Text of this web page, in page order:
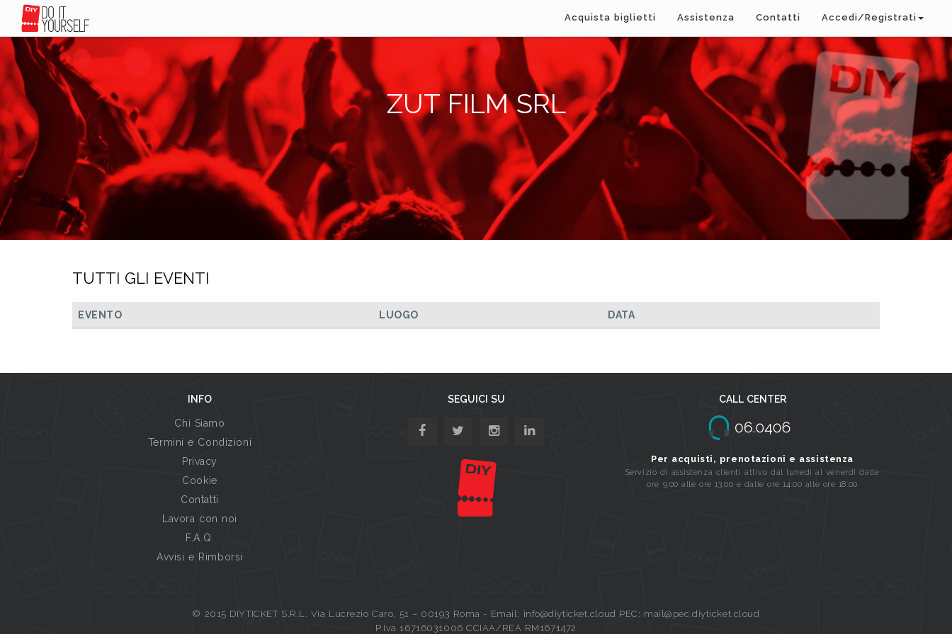
Acquista biglietti Assistenza Contatti Accedi/Registrati
ZUT FILM SRL
TUTTI GLI EVENTI
EVENTO LUOGO DATA
INFO
Chi Siamo
Termini e Condizioni
Privacy
Cookie
Contatti
Lavora con noi
F.A.Q.
Avvisi e Rimborsi
SEGUICI SU CALL CENTER
Per acquisti, prenotazioni e assistenza
Servizio di assistenza clienti attivo dal lunedi al venerdi dalle
ore 9:00 alle ore 13:00 e dalle ore 14:00 alle ore 18:00
© 2015 DIYTICKET S.R.L. Via Lucrezio Caro, 51 – 00193 Roma - Email: info@diyticket.cloud PEC: mail@pec.diyticket.cloud
P.Iva 16716031006 CCIAA/REA RM1671472